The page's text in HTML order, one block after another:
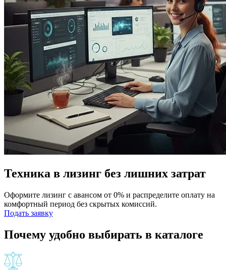
Техника в лизинг без лишних затрат
Оформите лизинг с авансом от 0% и распределите оплату на
комфортный период без скрытых комиссий.
Подать заявку
Почему удобно выбирать в каталоге